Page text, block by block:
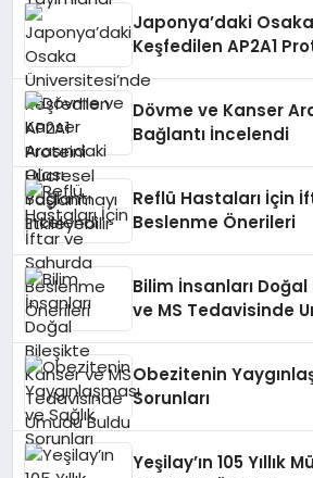
Japonya’daki
Keşfedilen AP2A1
Yaşlanmayı
Dövme ve Kanser
Bağlantı İncelendi
Reflü Hastaları İçin
Beslenme Önerileri
Bilim İnsanları
ve MS Tedavisinde
Obezitenin
Sorunları
Yeşilay’ın 105 Yıllık